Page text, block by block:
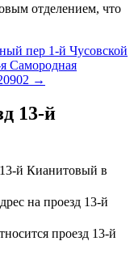
отделением, что
пер 1-й Чусовской
Самородная
→
13-й
й Кианитовый в
на проезд 13-й
проезд 13-й